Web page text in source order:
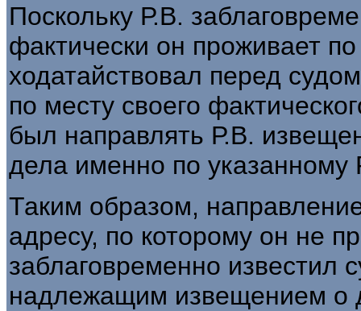
Поскольку Р.В.
фактически он проживает
ходатайствовал перед
по месту своего
был направлять Р.В.
дела именно по указанному
Таким образом,
адресу, по которому он не
заблаговременно известил
надлежащим извещением о